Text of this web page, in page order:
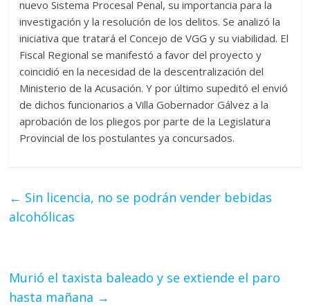
nuevo Sistema Procesal Penal, su importancia para la
investigación y la resolución de los delitos. Se analizó la
iniciativa que tratará el Concejo de VGG y su viabilidad. El
Fiscal Regional se manifestó a favor del proyecto y
coincidió en la necesidad de la descentralización del
Ministerio de la Acusación. Y por último supeditó el envió
de dichos funcionarios a Villa Gobernador Gálvez a la
aprobación de los pliegos por parte de la Legislatura
Provincial de los postulantes ya concursados.
← Sin licencia, no se podrán vender bebidas
alcohólicas
Murió el taxista baleado y se extiende el paro
hasta mañana →